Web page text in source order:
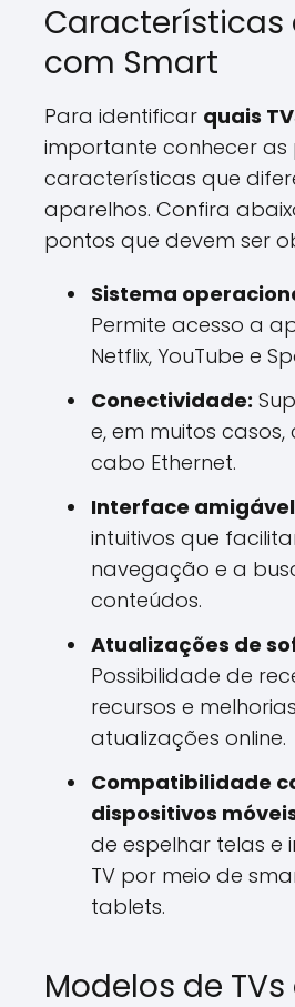
Características
com Smart
Para identificar quais
importante conhecer as
características que
aparelhos. Confira
pontos que devem ser
Sistema
Permite acesso a
Netflix, YouTube e
Conectividade:
e, em muitos casos,
cabo Ethernet.
Interface
intuitivos que
navegação e a
conteúdos.
Atualizações de
Possibilidade de
recursos e
atualizações online.
Compatibilidade
dispositivos
de espelhar telas e
TV por meio de
tablets.
Modelos de